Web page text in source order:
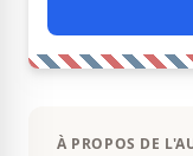
À PROPOS DE